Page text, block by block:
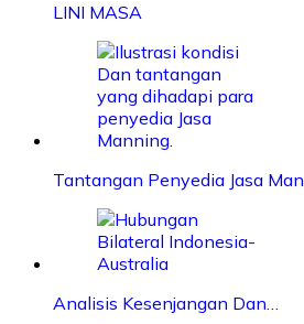
LINI MASA
Tantangan Penyedia Jasa
Analisis Kesenjangan Dan…